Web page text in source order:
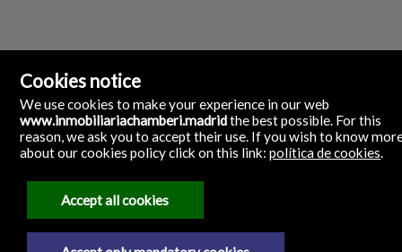
Inmobiliaria ChamberI
28015 Madrid
Cookies notice
We use cookies to make your experience in our web
www.inmobiliariachamberi.madridthe best possible. For this
reason, we ask you to accept their use. If you wish to know
about our cookies policy click on this link:política de cookies.
Accept all cookies